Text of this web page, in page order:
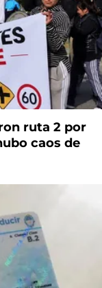
ruta 2 por
caos de